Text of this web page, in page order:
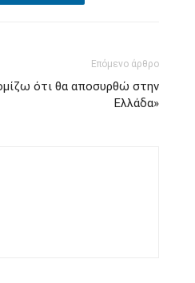
Επόμενο άρθρο
ότι θα αποσυρθώ στην
Ελλάδα»